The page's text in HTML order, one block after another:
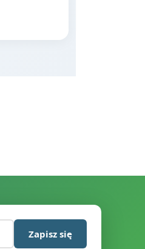
Zapisz się